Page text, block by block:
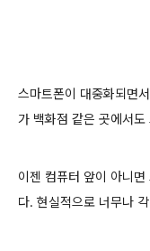
스마트폰이 대중화되면
가 백화점 같은 곳에서
이젠 컴퓨터 앞이 아니
다. 현실적으로 너무나